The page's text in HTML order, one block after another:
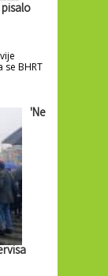
BHRT
'Ne